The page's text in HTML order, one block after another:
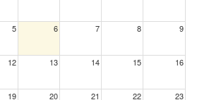
5 6 7 8 9
12 13 14 15 16
19 20 21 22 23